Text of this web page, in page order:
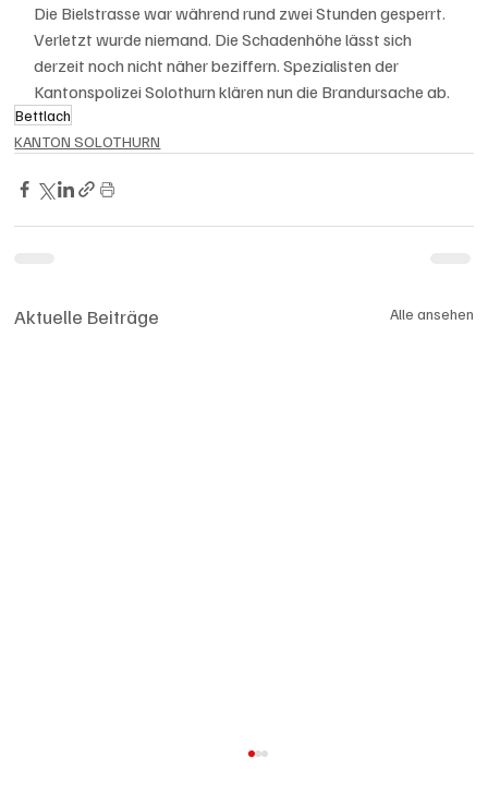
Die Bielstrasse war während rund zwei Stunden gesperrt.
Verletzt wurde niemand. Die Schadenhöhe lässt sich
derzeit noch nicht näher beziffern. Spezialisten der
Kantonspolizei Solothurn klären nun die Brandursache ab.
Bettlach
KANTON SOLOTHURN
Aktuelle Beiträge Alle ansehen